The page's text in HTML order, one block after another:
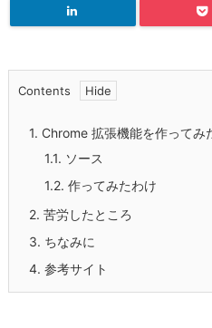
Contents
1. Chrome 拡張機能を作ってみ
1.1. ソース
1.2. 作ってみたわけ
2. 苦労したところ
3. ちなみに
4. 参考サイト